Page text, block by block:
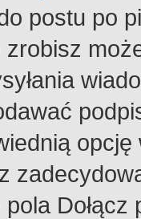
postu po
zrobisz